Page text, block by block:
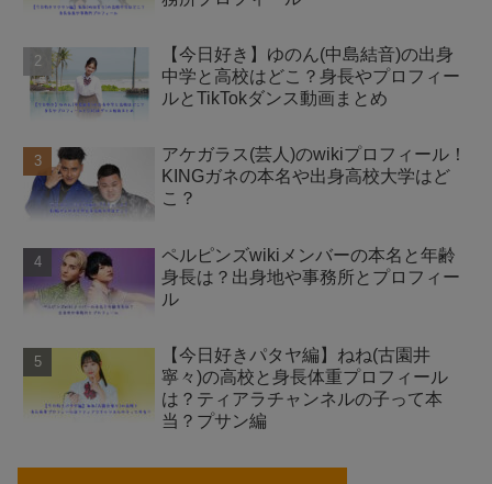
【今日好き】ゆのん(中島結音)の出身
中学と高校はどこ？身長やプロフィー
ルとTikTokダンス動画まとめ
アケガラス(芸人)のwikiプロフィール！
KINGガネの本名や出身高校大学はど
こ？
ペルピンズwikiメンバーの本名と年齢
身長は？出身地や事務所とプロフィー
ル
【今日好きパタヤ編】ねね(古園井
寧々)の高校と身長体重プロフィール
は？ティアラチャンネルの子って本
当？プサン編